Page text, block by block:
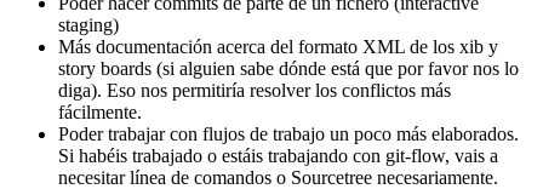
staging)
Más documentación acerca del formato XML de los xib y
story boards (si alguien sabe dónde está que por favor nos lo
diga). Eso nos permitiría resolver los conflictos más
fácilmente.
Poder trabajar con flujos de trabajo un poco más elaborados.
Si habéis trabajado o estáis trabajando con git-flow, vais a
necesitar línea de comandos o Sourcetree necesariamente.